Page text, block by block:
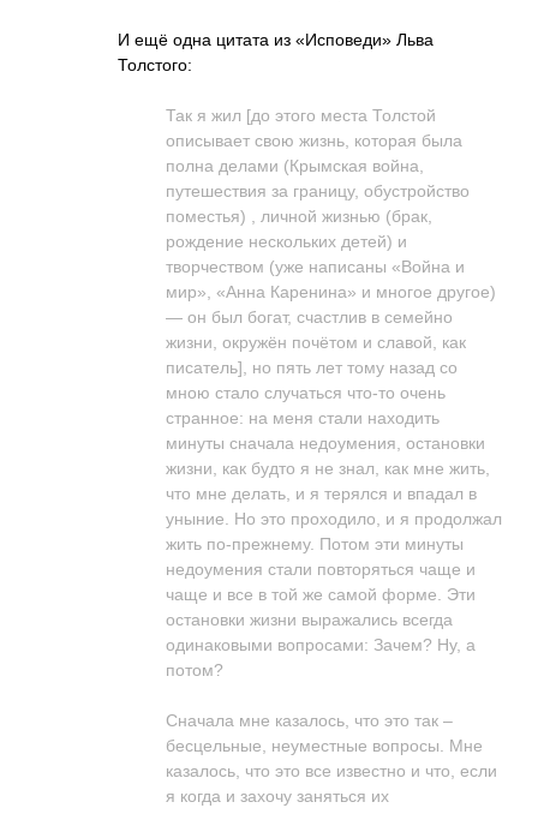
И ещё одна цитата из «Исповеди» Льва
Толстого:
Так я жил [до этого места Толстой
описывает свою жизнь, которая была
полна делами (Крымская война,
путешествия за границу, обустройство
поместья) , личной жизнью (брак,
рождение нескольких детей) и
творчеством (уже написаны «Война и
мир», «Анна Каренина» и многое другое)
— он был богат, счастлив в семейно
жизни, окружён почётом и славой, как
писатель], но пять лет тому назад со
мною стало случаться что-то очень
странное: на меня стали находить
минуты сначала недоумения, остановки
жизни, как будто я не знал, как мне жить,
что мне делать, и я терялся и впадал в
уныние. Но это проходило, и я продолжал
жить по-прежнему. Потом эти минуты
недоумения стали повторяться чаще и
чаще и все в той же самой форме. Эти
остановки жизни выражались всегда
одинаковыми вопросами: Зачем? Ну, а
потом?
Сначала мне казалось, что это так –
бесцельные, неуместные вопросы. Мне
казалось, что это все известно и что, если
я когда и захочу заняться их